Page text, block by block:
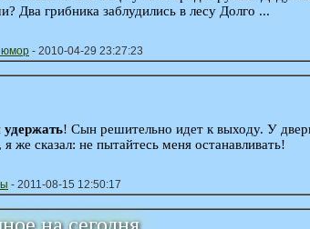
Два грибника заблудились в лесу Долго ...
- 2010-04-29 23:27:23
удержать! Сын решительно идет к выходу. У
же сказал: не пытайтесь меня останавливать!
- 2011-08-15 12:50:17